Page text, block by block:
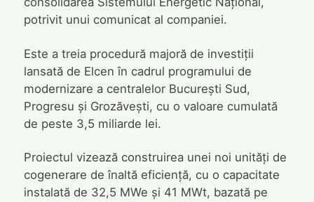
potrivit unui comunicat al companiei.
Este a treia procedură majoră de investiții
lansată de Elcen în cadrul programului de
modernizare a centralelor București Sud,
Progresu și Grozăvești, cu o valoare cumulată
de peste 3,5 miliarde lei.
Proiectul vizează construirea unei noi unități de
cogenerare de înaltă eficiență, cu o capacitate
instalată de 32,5 MWe și 41 MWt, bazată pe